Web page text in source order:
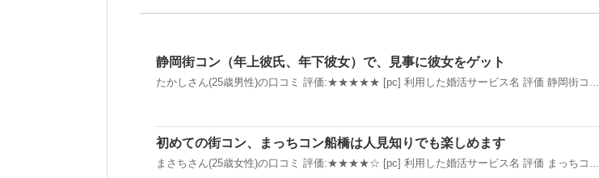
静岡街コン（年上彼氏、年下彼女）で、見事に彼女をゲット
たかしさん(25歳男性)の口コミ 評価:★★★★★ [pc] 利用した婚活サービス名 評価 静岡街コ...
初めての街コン、まっちコン船橋は人見知りでも楽しめます
まさちさん(25歳女性)の口コミ 評価:★★★★☆ [pc] 利用した婚活サービス名 評価 まっちコ...